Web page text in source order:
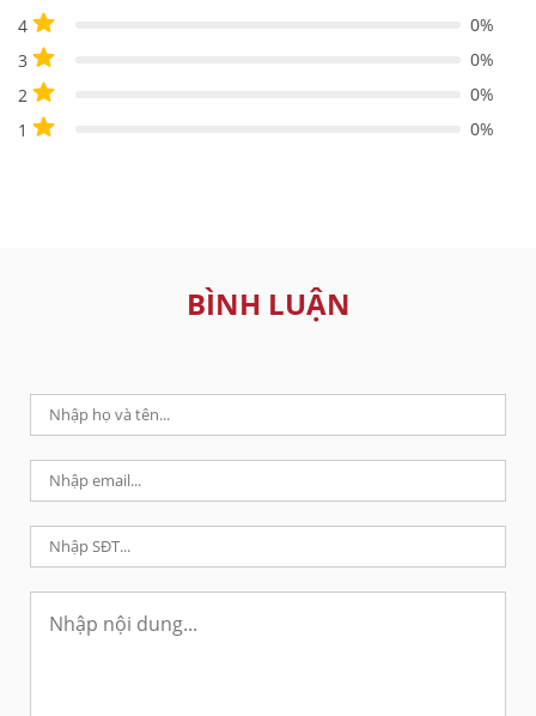
4
0%
3
0%
2
0%
1
0%
BÌNH LUẬN